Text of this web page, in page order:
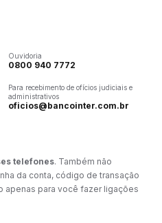
Ouvidoria
0800 940 7772
Para recebimento de ofícios judiciais e
administrativos
oficios@bancointer.com.br
telefones. Também não
da conta, código de transação
apenas para você fazer ligações